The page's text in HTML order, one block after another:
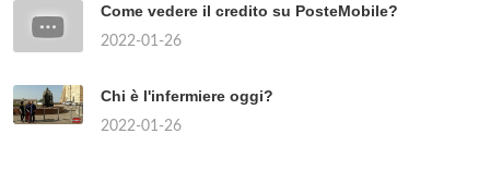
Come vedere il credito su PosteMobile?
2022-01-26
Chi è l'infermiere oggi?
2022-01-26